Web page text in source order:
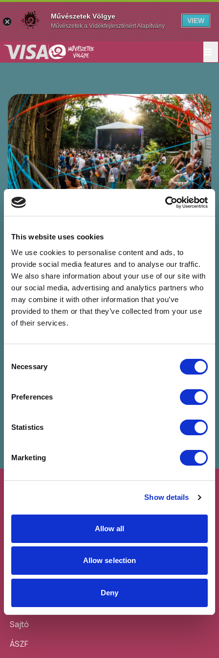
This website uses cookies
We use cookies to personalise content and ads, to
provide social media features and to analyse our traffic.
We also share information about your use of our site with
our social media, advertising and analytics partners who
may combine it with other information that you’ve
provided to them or that they’ve collected from your use
of their services.
Selection
Necessary
Preferences
Statistics
Marketing
Show details
Allow all
Allow selection
Deny
Gástya-árok
Kapcsolódó programok
Feliratkozás a
Töltsd le a
Sajtó
ÁSZF
Művészetek Völgye
Művészetek a Vidékfejlesztésért Alapítvány
VIEW